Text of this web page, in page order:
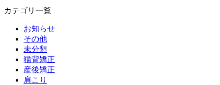
カテゴリ一覧
お知らせ
その他
未分類
猫背矯正
産後矯正
肩こり